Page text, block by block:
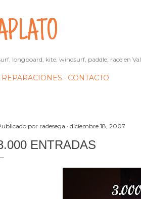
longboard, kite, windsurf, paddle, race en
REPARACIONES CONTACTO
por radesega diciembre 18, 2007
ENTRADAS